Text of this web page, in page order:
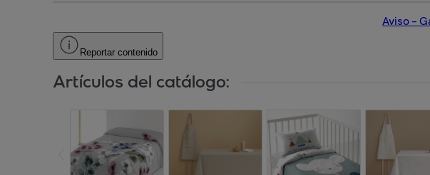
Aviso –
Reportar contenido
Artículos del catálogo: